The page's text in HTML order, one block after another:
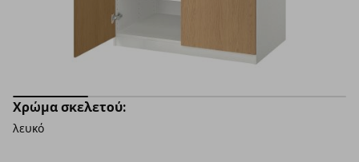
Χρώμα σκελετού:
λευκό